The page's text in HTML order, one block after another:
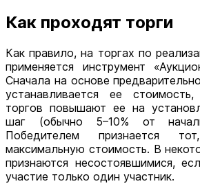
Как проходят торги
Как правило, на торгах по
применяется инструмент
Сначала на основе
устанавливается ее
торгов повышают ее на
шаг (обычно 5–10% от
Победителем признается
максимальную стоимость. В
признаются несостоявшимися,
участие только один участник.